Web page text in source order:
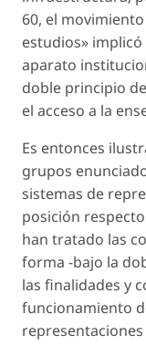
60, el
estudios»
aparato
doble principio
el acceso a la
Es entonces
grupos
sistemas de
posición
han tratado las
forma -bajo la
las finalidades y
funcionamiento